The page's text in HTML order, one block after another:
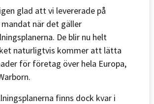
glad att vi levererade på
när det gäller
De blir nu helt
naturligtvis kommer att lätta
för företag över hela Europa,
finns dock kvar i